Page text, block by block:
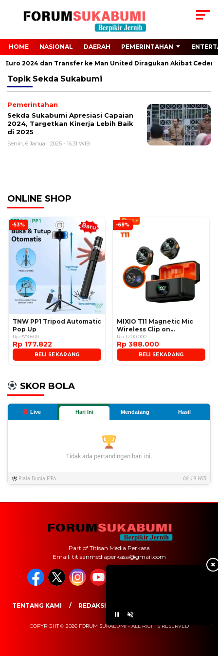
HOME NASIONAL DAERAH PEMERINTAHAN
2024 dan Transfer ke Man United Diragukan Akibat Cedera
Topik Sekda Sukabumi
Pemerintahan
Sekda Sukabumi Apresiasi Capaian
2024, Targetkan Kinerja Lebih Baik
di 2025
Senin, 6 Januari 2025 - 16:31 WIB
ONLINE SHOP
-53%
TNW PP1 Tripod Automatic
Pop Up
Rp 379.600
Rp 177.822
BELI SEKARANG
-68%
MIXIO T11 Magnetic Mic
Wireless Clip on
Microphone
Rp 1.200.000
Rp 388.000
BELI SEKARANG
SKOR BOLA
Live Hari Ini Mendatang Hasil
Tidak ada pertandingan hari ini.
Piala Dunia FIFA 08.19 WIB
✖
Part of Titisan Media Perkasa
Email: titisanmediaperkasa@gmail.com
TENTANG KAMI REDAKSI
COPYRIGHT © 2026 FORUM SUKABUMI - ALL RIGHTS RESERVED